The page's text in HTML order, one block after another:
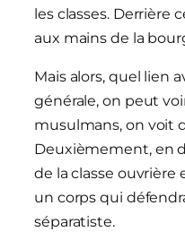
les classes. Derrière
aux mains de la
Mais alors, quel lien
générale, on peut
musulmans, on voit
Deuxièmement, en
de la classe ouvrière
un corps qui
séparatiste.